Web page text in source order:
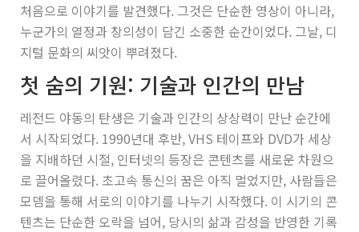
처음으로 이야기를 발견했다. 그것은 단순한 영상이 아니라,
누군가의 열정과 창의성이 담긴 소중한 순간이었다. 그날, 디
지털 문화의 씨앗이 뿌려졌다.
첫 숨의 기원: 기술과 인간의 만남
레전드 야동의 탄생은 기술과 인간의 상상력이 만난 순간에
서 시작되었다. 1990년대 후반, VHS 테이프와 DVD가 세상
을 지배하던 시절, 인터넷의 등장은 콘텐츠를 새로운 차원으
로 끌어올렸다. 초고속 통신의 꿈은 아직 멀었지만, 사람들은
모뎀을 통해 서로의 이야기를 나누기 시작했다. 이 시기의 콘
텐츠는 단순한 오락을 넘어, 당시의 삶과 감성을 반영한 기록